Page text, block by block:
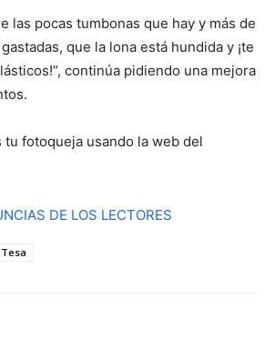
las pocas tumbonas que hay y más de
que la lona está hundida y ¡te
continúa pidiendo una mejora
tu fotoqueja usando la web del
DE LOS LECTORES